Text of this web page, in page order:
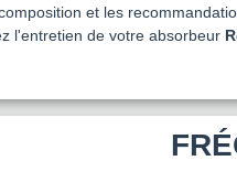
et les
l'entretien de votre absorbeur